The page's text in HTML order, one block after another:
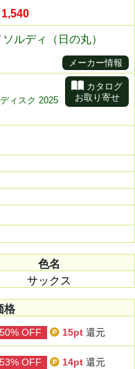
1,540
ソルディ（日の丸）
メーカー情報
ィスク 2025
カタログ
お取り寄せ
色名
サックス
格
50% OFF 15pt 還元
53% OFF 14pt 還元